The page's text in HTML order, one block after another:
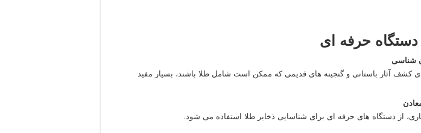
دستگاه حرفه‌ ای
شناسی
کشف آثار باستانی و گنجینه‌ های قدیمی که ممکن است شامل طلا باشند، بسیار مفید
از دستگاه‌ های حرفه‌ ای برای شناسایی ذخایر طلا استفاده می‌ شود.